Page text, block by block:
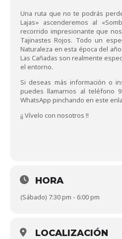
Una ruta que no te podrás
Lajas» ascenderemos al
recorrido impresionante que
Tajinastes Rojos. Todo un
Naturaleza en esta época del
Las Cañadas son realmente
el entorno.
Si deseas más información o
puedes llamarnos al teléfono
WhatsApp pinchando en este
¡¡ Vívelo con nosotros !!
HORA
(Sábado) 7:30 pm - 6:00 pm
LOCALIZACIÓN